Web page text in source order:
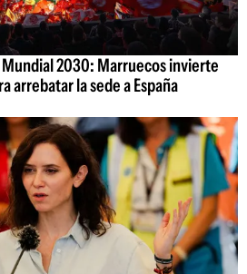
Mundial 2030: Marruecos invierte
arrebatar la sede a España